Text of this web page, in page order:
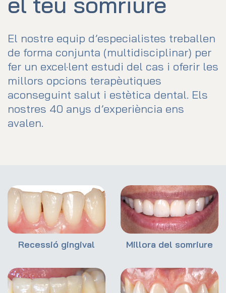
El nostre equip d’especialistes treballen
de forma conjunta (multidisciplinar) per
fer un excel·lent estudi del cas i oferir les
millors opcions terapèutiques
aconseguint salut i estètica dental. Els
nostres 40 anys d’experiència ens
avalen.
Recessió gingival Millora del somriure